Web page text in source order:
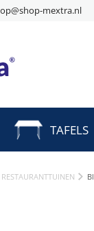
mextra.nl
TAFELS